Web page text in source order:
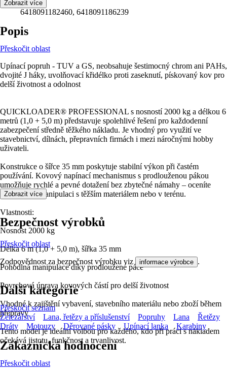
EAN
6418091182460, 6418091186239
Zobrazit více
Popis
Přeskočit oblast
Upínací popruh - TUV a GS, neobsahuje šestimocný chrom ani PAHs,
dvojité J háky, uvolňovací křidélko proti zaseknutí, pískovaný kov pro
delší životnost a odolnost
QUICKLOADER® PROFESSIONAL s nosností 2000 kg a délkou 6
metrů (1,0 + 5,0 m) představuje spolehlivé řešení pro každodenní
zabezpečení středně těžkého nákladu. Je vhodný pro využití ve
stavebnictví, dílnách, přepravních firmách i mezi náročnými hobby
uživateli.
Konstrukce o šířce 35 mm poskytuje stabilní výkon při častém
používání. Kovový napínací mechanismus s prodlouženou pákou
umožňuje rychlé a pevné dotažení bez zbytečné námahy – oceníte
zejména při manipulaci s těžším materiálem nebo v terénu.
Vlastnosti:
Nosnost 2000 kg
Délka 6 m (1,0 + 5,0 m), šířka 35 mm
Pohodlná manipulace díky prodloužené páce
Povrchová úprava kovových částí pro delší životnost
Vhodné k zajištění vybavení, stavebního materiálu nebo zboží během
přepravy
Tento model je ideální volbou pro každého, kdo při práci s nákladem
očekává jistotu, funkčnost a trvanlivost.
Zobrazit více
Bezpečnost výrobků
Přeskočit oblast
Zodpovědnost za bezpečnost výrobku viz informace výrobce .
Další kategorie
Přeskočit seznam
Železářství
Lana, řetězy a příslušenství Popruhy Lana
Řetězy
Dráty
Motouzy Děrované pásky Upínací lanka Karabiny
Zákaznická hodnocení
Přeskočit oblast